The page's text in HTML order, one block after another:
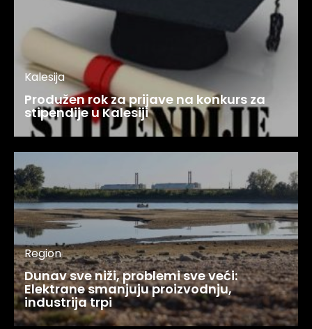
Kalesija
Produžen rok za prijave na konkurs za
stipendije u Kalesiji
Region
Dunav sve niži, problemi sve veći:
Elektrane smanjuju proizvodnju,
industrija trpi